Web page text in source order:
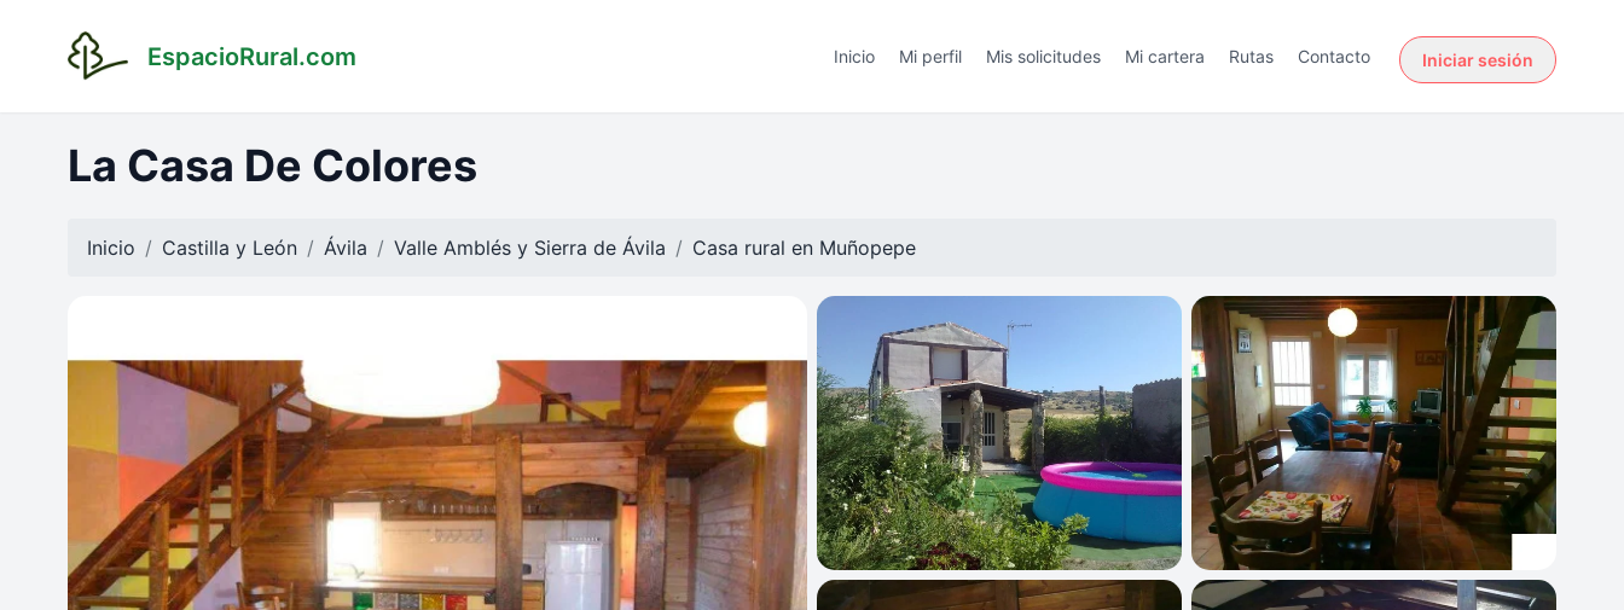
EspacioRural.com Inicio Mi perfil Mis solicitudes Mi cartera Rutas Contacto Iniciar sesión
La Casa De Colores
Inicio Castilla y León Ávila Valle Amblés y Sierra de Ávila Casa rural en Muñopepe